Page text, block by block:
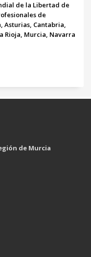
de la Libertad de
de
Asturias, Cantabria,
Rioja, Murcia, Navarra
de Murcia